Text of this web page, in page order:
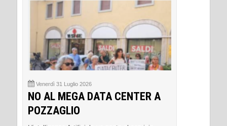
Venerdì 31 Luglio 2026
NO AL MEGA DATA CENTER A
POZZAGLIO